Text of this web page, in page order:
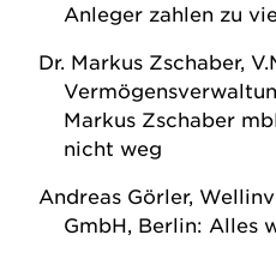
Anleger zahlen zu
Dr. Markus Zschaber,
Markus Zschaber
nicht weg
Andreas Görler,
GmbH, Berlin: Alles